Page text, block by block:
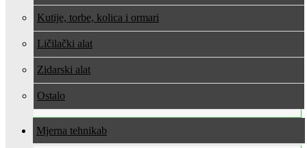
Kutije, torbe, kolica i ormari
Ličilački alat
Zidarski alat
Ostalo
Mjerna tehnika